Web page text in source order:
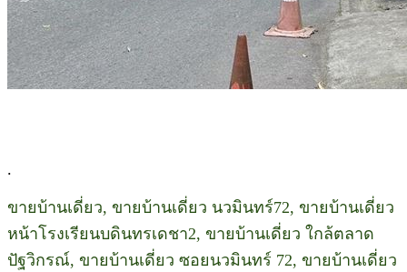
.
ขายบ้านเดี่ยว, ขายบ้านเดี่ยว นวมินทร์72, ขายบ้านเดี่ยว
หน้าโรงเรียนบดินทรเดชา2, ขายบ้านเดี่ยว ใกล้ตลาด
ปัฐวิกรณ์, ขายบ้านเดี่ยว ซอยนวมินทร์ 72, ขายบ้านเดี่ยว